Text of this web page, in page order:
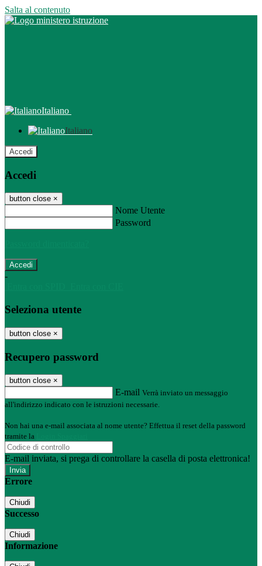
Salta al contenuto
Italiano
Italiano
Accedi
Accedi
button close ×
Nome Utente
Password
-
Seleziona utente
button close ×
Recupero password
button close ×
E-mail Verrà inviato un messaggio
all'indirizzo indicato con le istruzioni necessarie.
Non hai una e-mail associata al nome utente? Effettua il reset della password
tramite la
E-mail inviata, si prega di controllare la casella di posta elettronica!
Errore
Chiudi
Successo
Chiudi
Informazione